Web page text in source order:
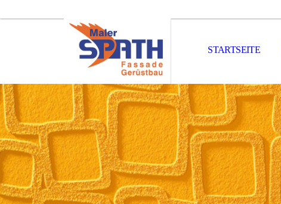
STARTSEITE